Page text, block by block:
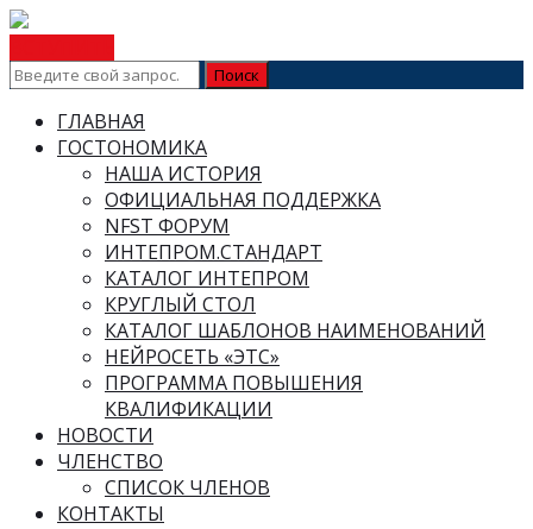
ГЛАВНАЯ
ГОСТОНОМИКА
НАША ИСТОРИЯ
ОФИЦИАЛЬНАЯ ПОДДЕРЖКА
NFST ФОРУМ
ИНТЕПРОМ.СТАНДАРТ
КАТАЛОГ ИНТЕПРОМ
КРУГЛЫЙ СТОЛ
КАТАЛОГ ШАБЛОНОВ НАИМЕНОВАНИЙ
НЕЙРОСЕТЬ «ЭТС»
ПРОГРАММА ПОВЫШЕНИЯ
КВАЛИФИКАЦИИ
НОВОСТИ
ЧЛЕНСТВО
СПИСОК ЧЛЕНОВ
КОНТАКТЫ